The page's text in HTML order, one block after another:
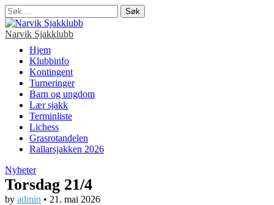
Søk
etter:
Narvik Sjakklubb
Main
menu
Skip
content
Hjem
Klubbinfo
Kontingent
Turneringer
Barn og ungdom
Lær sjakk
Terminliste
Lichess
Grasrotandelen
Rallarsjakken 2026
Nyheter
Torsdag 21/4
by admin • 21. mai 2026